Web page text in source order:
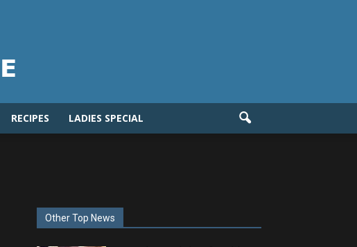
RECIPES LADIES SPECIAL
Other Top News